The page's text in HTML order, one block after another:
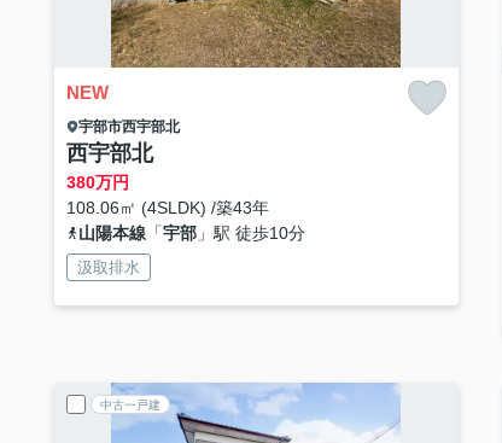
NEW
宇部市西宇部北
西宇部北
380万円
108.06㎡ (4SLDK) /築43年
山陽本線「宇部」駅 徒歩10分
汲取排水
中古一戸建